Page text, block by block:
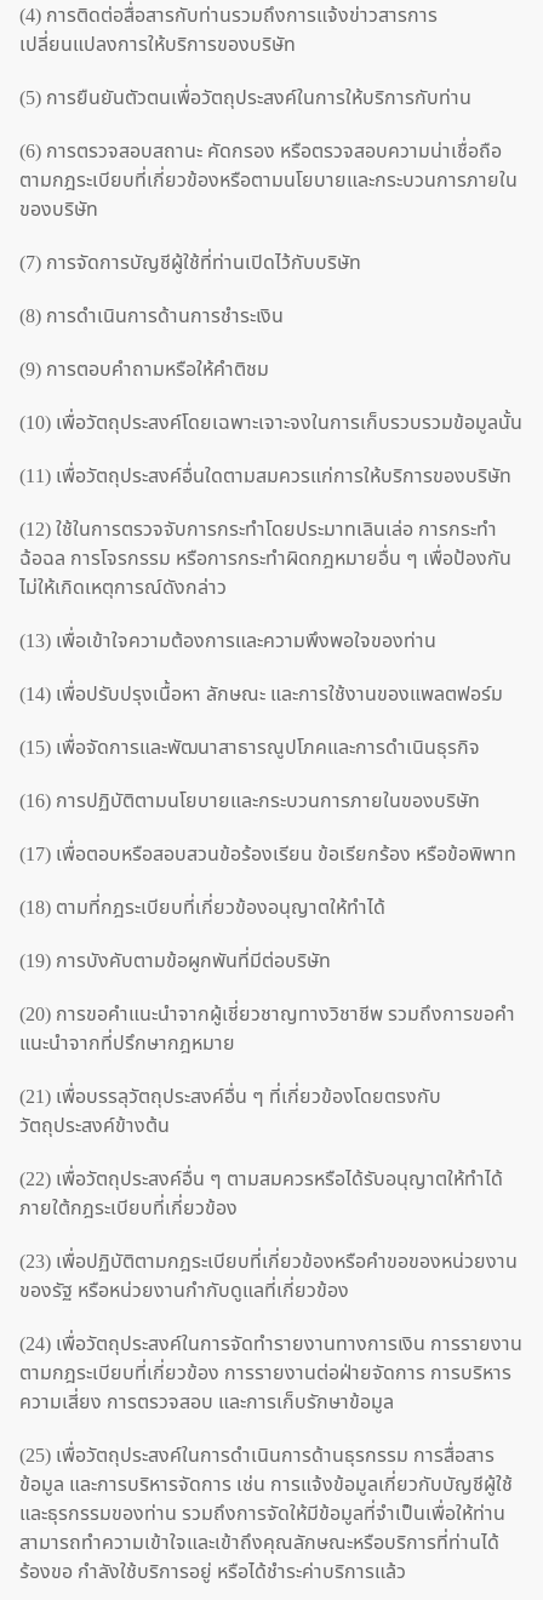
(4) การติดต่อสื่อสารกับท่านรวมถึงการแจ้งข่าวสารการ
เปลี่ยนแปลงการให้บริการของบริษัท
(5) การยืนยันตัวตนเพื่อวัตถุประสงค์ในการให้บริการกับท่าน
(6) การตรวจสอบสถานะ คัดกรอง หรือตรวจสอบความน่าเชื่อถือ
ตามกฎระเบียบที่เกี่ยวข้องหรือตามนโยบายและกระบวนการภายใน
ของบริษัท
(7) การจัดการบัญชีผู้ใช้ที่ท่านเปิดไว้กับบริษัท
(8) การดำเนินการด้านการชำระเงิน
(9) การตอบคำถามหรือให้คำติชม
(10) เพื่อวัตถุประสงค์โดยเฉพาะเจาะจงในการเก็บรวบรวมข้อมูลนั้น
(11) เพื่อวัตถุประสงค์อื่นใดตามสมควรแก่การให้บริการของบริษัท
(12) ใช้ในการตรวจจับการกระทำโดยประมาทเลินเล่อ การกระทำ
ฉ้อฉล การโจรกรรม หรือการกระทำผิดกฎหมายอื่น ๆ เพื่อป้องกัน
ไม่ให้เกิดเหตุการณ์ดังกล่าว
(13) เพื่อเข้าใจความต้องการและความพึงพอใจของท่าน
(14) เพื่อปรับปรุงเนื้อหา ลักษณะ และการใช้งานของแพลตฟอร์ม
(15) เพื่อจัดการและพัฒนาสาธารณูปโภคและการดำเนินธุรกิจ
(16) การปฏิบัติตามนโยบายและกระบวนการภายในของบริษัท
(17) เพื่อตอบหรือสอบสวนข้อร้องเรียน ข้อเรียกร้อง หรือข้อพิพาท
(18) ตามที่กฎระเบียบที่เกี่ยวข้องอนุญาตให้ทำได้
(19) การบังคับตามข้อผูกพันที่มีต่อบริษัท
(20) การขอคำแนะนำจากผู้เชี่ยวชาญทางวิชาชีพ รวมถึงการขอคำ
แนะนำจากที่ปรึกษากฎหมาย
(21) เพื่อบรรลุวัตถุประสงค์อื่น ๆ ที่เกี่ยวข้องโดยตรงกับ
วัตถุประสงค์ข้างต้น
(22) เพื่อวัตถุประสงค์อื่น ๆ ตามสมควรหรือได้รับอนุญาตให้ทำได้
ภายใต้กฎระเบียบที่เกี่ยวข้อง
(23) เพื่อปฏิบัติตามกฎระเบียบที่เกี่ยวข้องหรือคำขอของหน่วยงาน
ของรัฐ หรือหน่วยงานกำกับดูแลที่เกี่ยวข้อง
(24) เพื่อวัตถุประสงค์ในการจัดทำรายงานทางการเงิน การรายงาน
ตามกฎระเบียบที่เกี่ยวข้อง การรายงานต่อฝ่ายจัดการ การบริหาร
ความเสี่ยง การตรวจสอบ และการเก็บรักษาข้อมูล
(25) เพื่อวัตถุประสงค์ในการดำเนินการด้านธุรกรรม การสื่อสาร
ข้อมูล และการบริหารจัดการ เช่น การแจ้งข้อมูลเกี่ยวกับบัญชีผู้ใช้
และธุรกรรมของท่าน รวมถึงการจัดให้มีข้อมูลที่จำเป็นเพื่อให้ท่าน
สามารถทำความเข้าใจและเข้าถึงคุณลักษณะหรือบริการที่ท่านได้
ร้องขอ กำลังใช้บริการอยู่ หรือได้ชำระค่าบริการแล้ว